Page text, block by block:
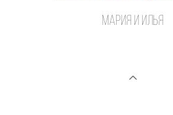
Мария и илья